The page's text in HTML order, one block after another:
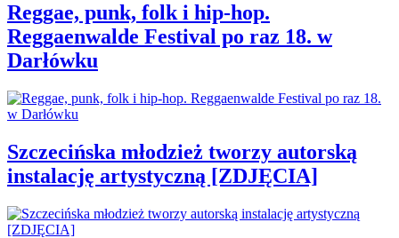
Reggae, punk, folk i hip-hop.
Reggaenwalde Festival po raz 18. w
Darłówku
Szczecińska młodzież tworzy autorską
instalację artystyczną [ZDJĘCIA]